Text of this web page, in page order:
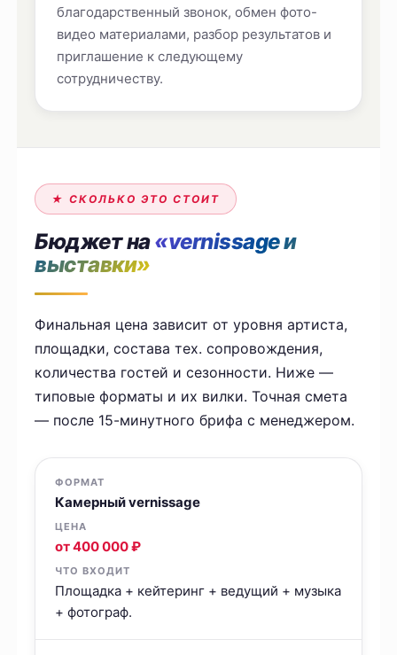
благодарственный звонок, обмен фото-
видео материалами, разбор результатов и
приглашение к следующему
сотрудничеству.
★ СКОЛЬКО ЭТО СТОИТ
Бюджет на«vernissage и
выставки»
Финальная цена зависит от уровня артиста,
площадки, состава тех. сопровождения,
количества гостей и сезонности. Ниже —
типовые форматы и их вилки. Точная смета
— после 15-минутного брифа с менеджером.
Камерный vernissage
от 400 000 ₽
Площадка + кейтеринг + ведущий + музыка
+ фотограф.